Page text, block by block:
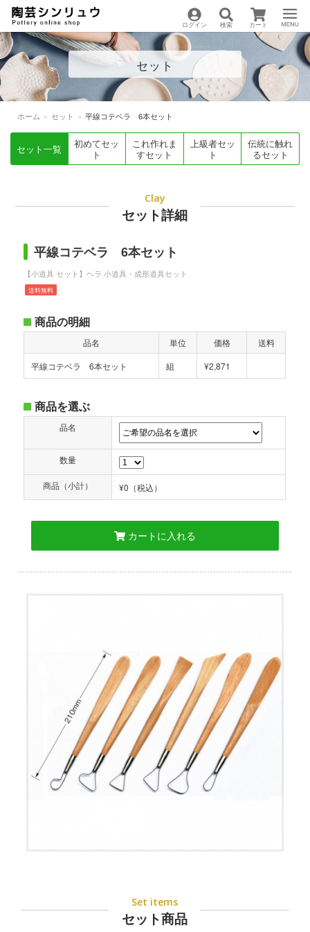
陶芸用品の通販サイト
| 陶芸シンリュウ
ログイン 検索 カート
Menu
セット
ホーム » セット » 平線コテベラ 6本セット
セット一覧
初めてセッ
ト
これ作れま
すセット
上級者セッ
ト
伝統に触れ
るセット
Clay
セット詳細
平線コテベラ 6本セット
【小道具 セット】ヘラ 小道具・成形道具セット
送料無料
商品の明細
品名 単位 価格
送料
平線コテベラ 6本セット
組 ¥2,871
商品を選ぶ
品名
数量
商品（小計） ¥0 （税込）
カートに入れる
Set items
セット商品